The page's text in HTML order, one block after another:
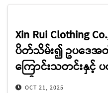
Xin Rui Clothing
ပိတ်သိမ်း၍ ဥပဒေအ
ကြောင်းသတင်းနှ
ချက်OCT 21, 2025